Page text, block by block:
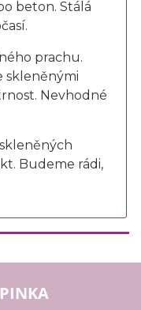
beton. Stálá
prachu.
skleněnými
Nevhodné
Budeme rádi,